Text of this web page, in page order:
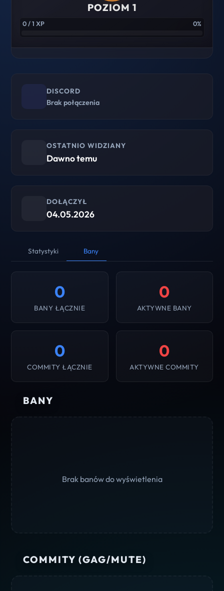
POZIOM 1
0 / 1 XP 0%
DISCORD
Brak połączenia
OSTATNIO WIDZIANY
Dawno temu
DOŁĄCZYŁ
04.05.2026
Statystyki Bany
0
BANY ŁĄCZNIE
0
AKTYWNE BANY
0
COMMITY ŁĄCZNIE
0
AKTYWNE COMMITY
BANY
Brak banów do wyświetlenia
COMMITY (GAG/MUTE)